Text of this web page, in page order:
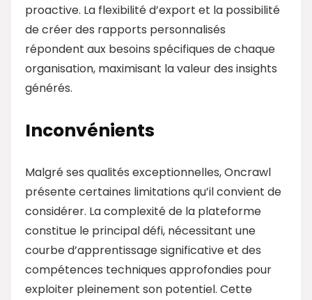
proactive. La flexibilité d’export et la possibilité
de créer des rapports personnalisés
répondent aux besoins spécifiques de chaque
organisation, maximisant la valeur des insights
générés.
Inconvénients
Malgré ses qualités exceptionnelles, Oncrawl
présente certaines limitations qu’il convient de
considérer. La complexité de la plateforme
constitue le principal défi, nécessitant une
courbe d’apprentissage significative et des
compétences techniques approfondies pour
exploiter pleinement son potentiel. Cette